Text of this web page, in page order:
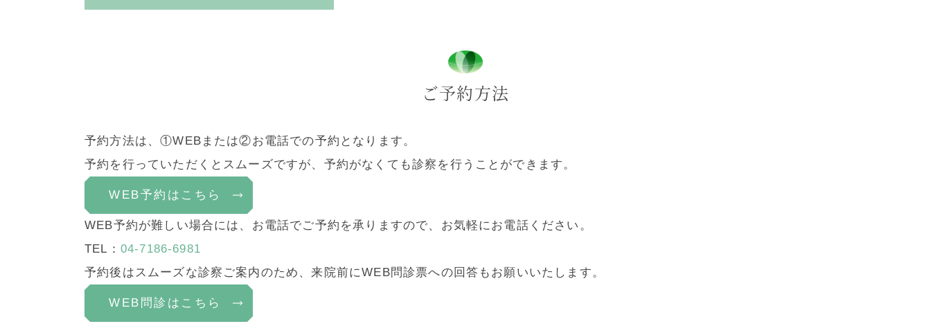
ご予約方法
予約方法は、①WEBまたは②お電話での予約となります。
予約を行っていただくとスムーズですが、予約がなくても診察を行うことができます。
WEB予約はこちら
WEB予約が難しい場合には、お電話でご予約を承りますので、お気軽にお電話ください。
TEL： 04-7186-6981
予約後はスムーズな診察ご案内のため、来院前にWEB問診票への回答もお願いいたします。
WEB問診はこちら